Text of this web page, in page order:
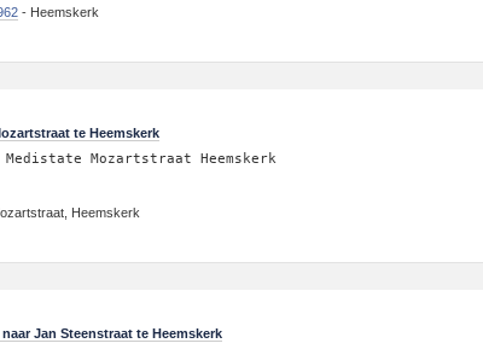
- Heemskerk
te Heemskerk
Medistate Mozartstraat Heemskerk
Heemskerk
Jan Steenstraat te Heemskerk